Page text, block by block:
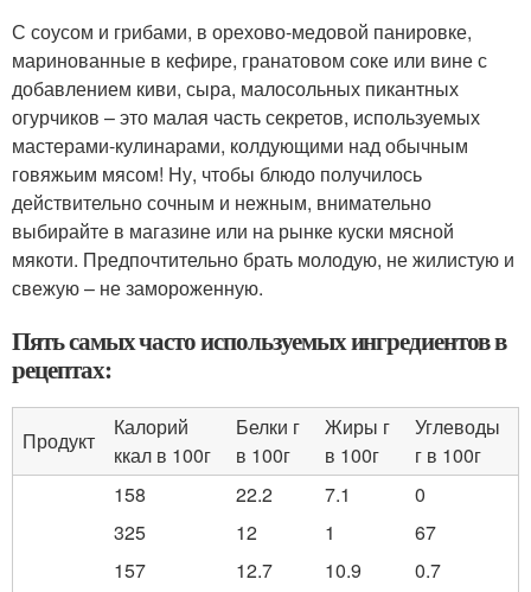
С соусом и грибами, в орехово-медовой панировке,
маринованные в кефире, гранатовом соке или вине с
добавлением киви, сыра, малосольных пикантных
огурчиков – это малая часть секретов, используемых
мастерами-кулинарами, колдующими над обычным
говяжьим мясом! Ну, чтобы блюдо получилось
действительно сочным и нежным, внимательно
выбирайте в магазине или на рынке куски мясной
мякоти. Предпочтительно брать молодую, не жилистую и
свежую – не замороженную.
Пять самых часто используемых ингредиентов в
рецептах:
Продукт
Калорий
ккал в 100г
Белки г
в 100г
Жиры г
в 100г
Углеводы
г в 100г
158
22.2 7.1
0
325
12 1
67
157
12.7 10.9
0.7